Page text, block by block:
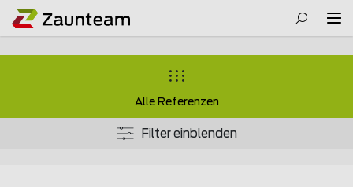
Alle Referenzen
Filter einblenden